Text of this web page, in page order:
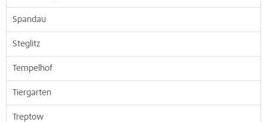
Spandau
Steglitz
Tempelhof
Tiergarten
Treptow